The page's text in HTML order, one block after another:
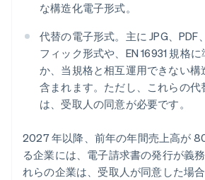
な構造化電子形式。
代替の電子形式。主に JPG、PDF
フィック形式や、EN 16931 規格
か、当規格と相互運用できない構
含まれます。ただし、これらの代
は、受取人の同意が必要です。
2027 年以降、前年の年間売上高が
る企業には、電子請求書の発行が義
れらの企業は、受取人が同意した場合